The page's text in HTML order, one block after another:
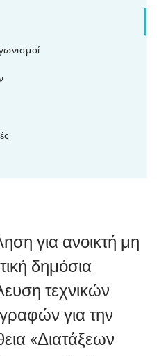
για ανοικτή μη
δημόσια
τεχνικών
για την
«Διατάξεων